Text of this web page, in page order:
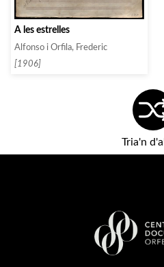
A les estrelles
Alfonso i Orfila, Frederic
[1906]
Tria'n